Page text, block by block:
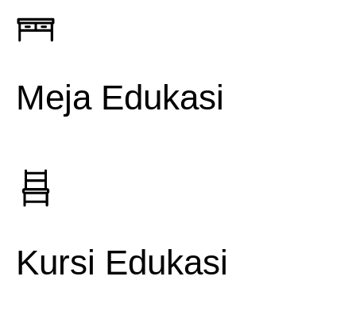
Meja Edukasi
Kursi Edukasi